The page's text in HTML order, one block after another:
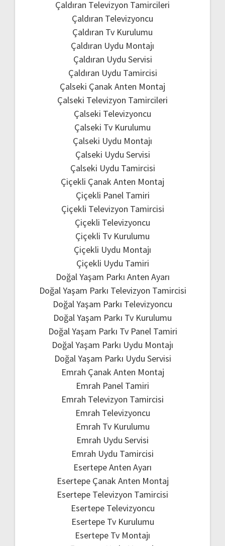
Çaldıran Televizyon Tamircileri
Çaldıran Televizyoncu
Çaldıran Tv Kurulumu
Çaldıran Uydu Montajı
Çaldıran Uydu Servisi
Çaldıran Uydu Tamircisi
Çalseki Çanak Anten Montaj
Çalseki Televizyon Tamircileri
Çalseki Televizyoncu
Çalseki Tv Kurulumu
Çalseki Uydu Montajı
Çalseki Uydu Servisi
Çalseki Uydu Tamircisi
Çiçekli Çanak Anten Montaj
Çiçekli Panel Tamiri
Çiçekli Televizyon Tamircisi
Çiçekli Televizyoncu
Çiçekli Tv Kurulumu
Çiçekli Uydu Montajı
Çiçekli Uydu Tamiri
Doğal Yaşam Parkı Anten Ayarı
Doğal Yaşam Parkı Televizyon Tamircisi
Doğal Yaşam Parkı Televizyoncu
Doğal Yaşam Parkı Tv Kurulumu
Doğal Yaşam Parkı Tv Panel Tamiri
Doğal Yaşam Parkı Uydu Montajı
Doğal Yaşam Parkı Uydu Servisi
Emrah Çanak Anten Montaj
Emrah Panel Tamiri
Emrah Televizyon Tamircisi
Emrah Televizyoncu
Emrah Tv Kurulumu
Emrah Uydu Servisi
Emrah Uydu Tamircisi
Esertepe Anten Ayarı
Esertepe Çanak Anten Montaj
Esertepe Televizyon Tamircisi
Esertepe Televizyoncu
Esertepe Tv Kurulumu
Esertepe Tv Montajı